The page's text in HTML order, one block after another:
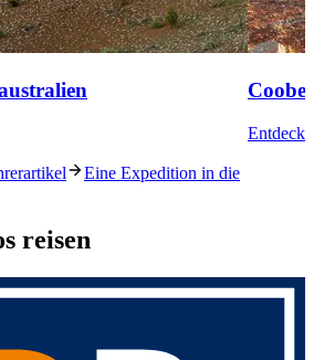
Eine Expedition in die
reisen